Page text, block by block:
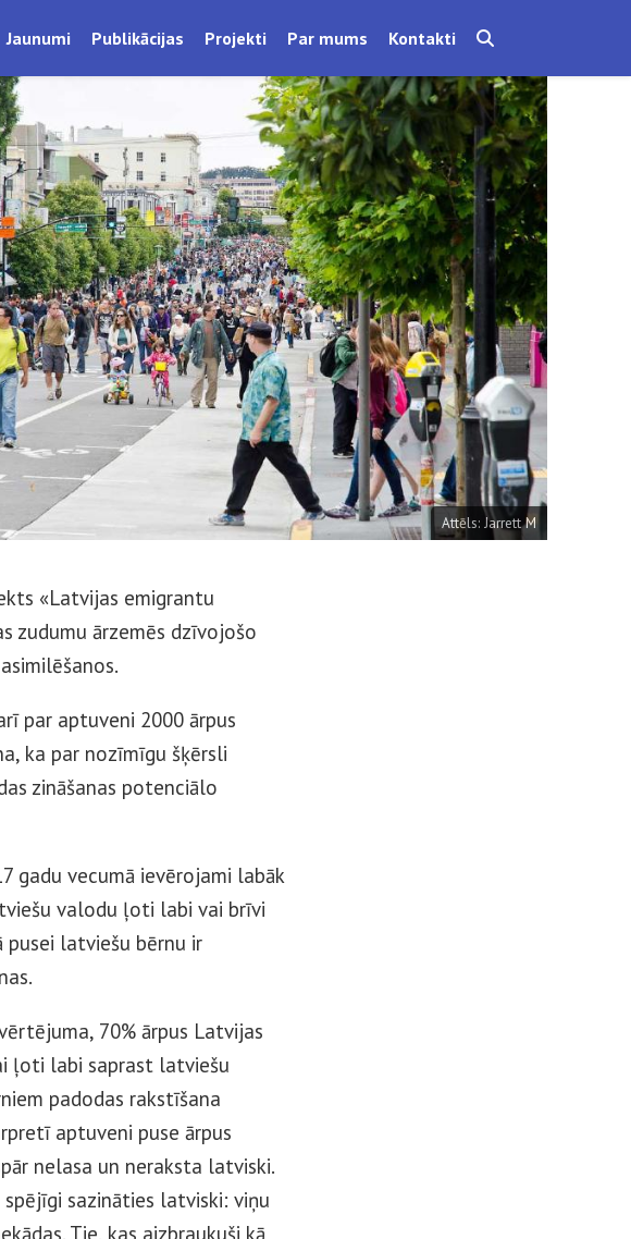
Jaunumi Publikācijas Projekti Par mums Kontakti
Attēls: Jarrett M
«Latvijas emigrantu
zudumu ārzemēs dzīvojošo
par aptuveni 2000 ārpus
ka par nozīmīgu šķērsli
zināšanas potenciālo
gadu vecumā ievērojami labāk
valodu ļoti labi vai brīvi
pusei latviešu bērnu ir
70% ārpus Latvijas
ļoti labi saprast latviešu
padodas rakstīšana
aptuveni puse ārpus
nelasa un neraksta latviski.
sazināties latviski: viņu